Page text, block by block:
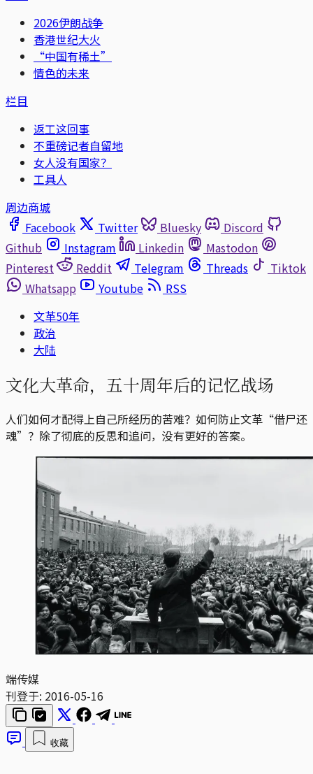
2026伊朗战争
香港世纪大火
“中国有稀土”
情色的未来
栏目
返工这回事
不重磅记者自留地
女人没有国家？
工具人
周边商城
Facebook
Twitter Bluesky
Discord
Github
Instagram Linkedin
Mastodon
Pinterest
Reddit Telegram Threads
Tiktok
Whatsapp
Youtube
RSS
文革50年
政治
大陆
文化大革命，五十周年后的记忆战场
人们如何才配得上自己所经历的苦难？如何防止文革“借尸还
魂”？除了彻底的反思和追问，没有更好的答案。
端传媒
刊登于: 2016-05-16
收藏